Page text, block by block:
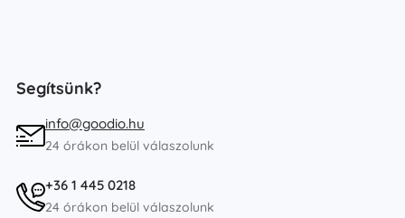
Segítsünk?
info@goodio.hu
24 órákon belül válaszolunk
+36 1 445 0218
24 órákon belül válaszolunk